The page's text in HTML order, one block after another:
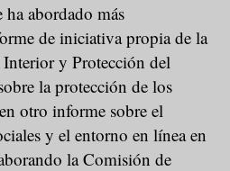
abordado más
de iniciativa propia de la
y Protección del
la protección de los
otro informe sobre el
y el entorno en línea en
la Comisión de